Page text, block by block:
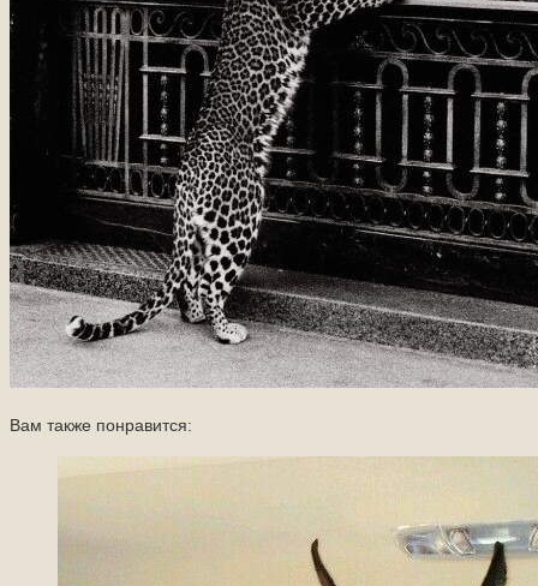
Вам также понравится: